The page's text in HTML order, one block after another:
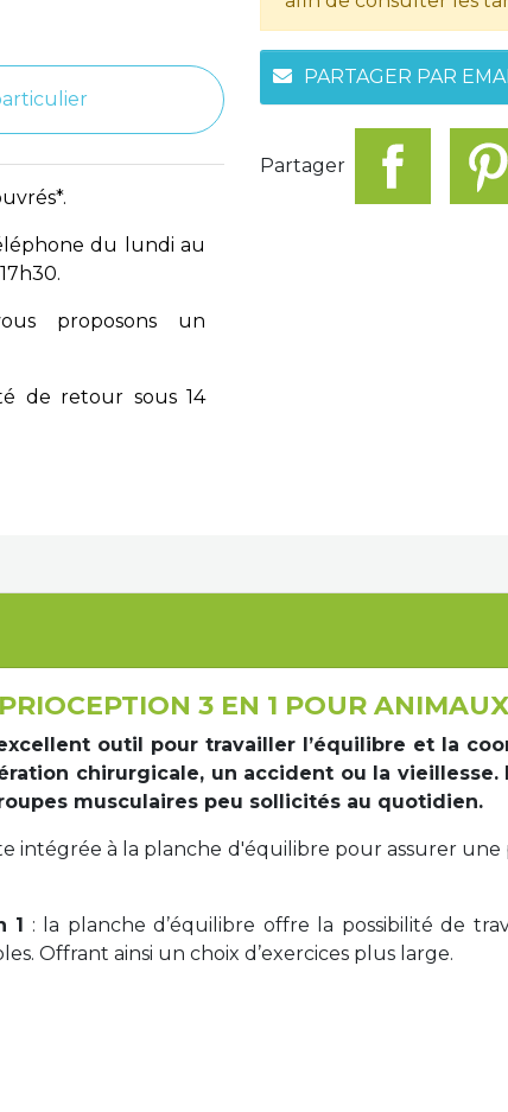
du lundi au
proposons un
de retour sous 14
PARTAGER PAR
Partager
3 EN 1 POUR ANIMAUX
outil pour travailler l’équilibre et la
chirurgicale, un accident ou la vieillesse.
musculaires peu sollicités au quotidien.
intégrée à la planche d'équilibre pour assurer
1 : la planche d’équilibre offre la possibilité de
Offrant ainsi un choix d’exercices plus large.